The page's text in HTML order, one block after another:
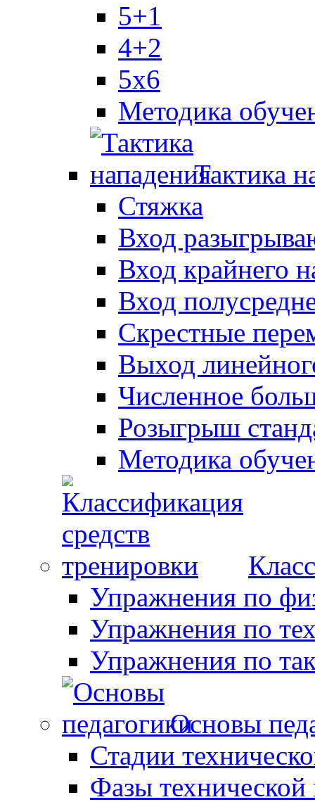
5+1
4+2
5x6
Методика
Тактика
Стяжка
Вход
Вход крайнего
Вход
Скрестные
Выход
Численное
Розыгрыш
Методика
Упражнения по
Упражнения по
Упражнения по
Основы
Стадии
Фазы технической